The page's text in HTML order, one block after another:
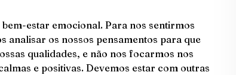
estar emocional. Para nos sentirmos
analisar os nossos pensamentos para que
qualidades, e não nos focarmos nos
e positivas. Devemos estar com outras